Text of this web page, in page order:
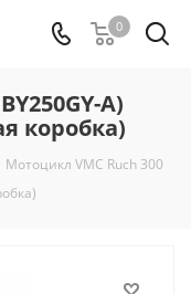
0
А)
коробка)
Мотоцикл VMC Ruch 300